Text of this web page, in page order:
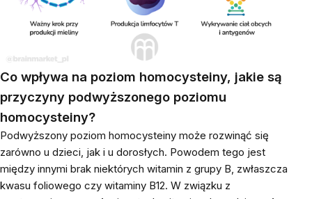
Co wpływa na poziom homocysteiny, jakie są
przyczyny podwyższonego poziomu
homocysteiny?
Podwyższony poziom homocysteiny może rozwinąć się
zarówno u dzieci, jak i u dorosłych. Powodem tego jest
między innymi brak niektórych witamin z grupy B, zwłaszcza
kwasu foliowego czy witaminy B12. W związku z